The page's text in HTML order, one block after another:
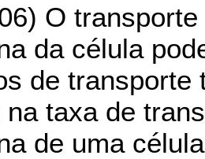
O
da célula
de transporte
na taxa de
de uma